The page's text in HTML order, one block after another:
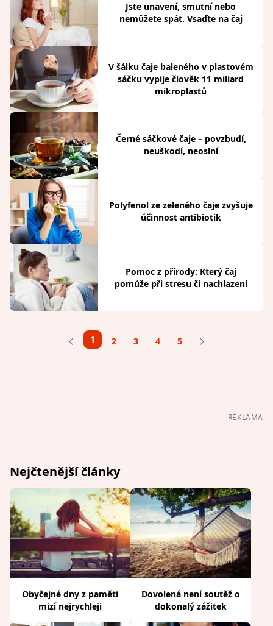
Jste unavení, smutní nebo
nemůžete spát. Vsaďte na čaj
V šálku čaje baleného v plastovém
sáčku vypije člověk 11 miliard
mikroplastů
Černé sáčkové čaje – povzbudí,
neuškodí, neoslní
Polyfenol ze zeleného čaje zvyšuje
účinnost antibiotik
Pomoc z přírody: Který čaj
pomůže při stresu či nachlazení
1 2 3 4 5
REKLAMA
Nejčtenější články
Obyčejné dny z paměti
mizí nejrychleji
Dovolená není soutěž o
dokonalý zážitek